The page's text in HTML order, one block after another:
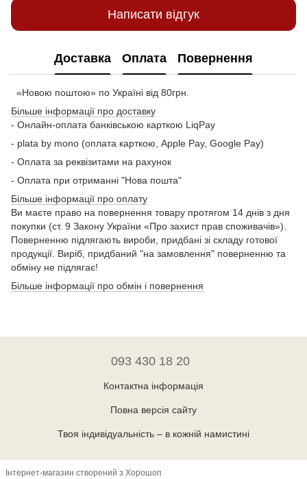
Написати відгук
Доставка Оплата Повернення
«Новою поштою» по Україні від 80грн.
Більше інформації про доставку
- Онлайн-оплата банківською карткою LiqPay
- plata by mono (оплата карткою, Apple Pay, Google Pay)
- Оплата за реквізитами на рахунок
- Оплата при отриманні "Нова пошта"
Більше інформації про оплату
Ви маєте право на повернення товару протягом 14 днів з дня
покупки (ст. 9 Закону України «Про захист прав споживачів»).
Поверненню підлягають вироби, придбані зі складу готової
продукції. Виріб, придбаний "на замовлення" поверненню та
обміну не підлягає!
Більше інформації про обмін і повернення
093 430 18 20
Контактна інформація
Повна версія сайту
Твоя індивідуальність – в кожній намистині
Інтернет-магазин створений з Хорошоп